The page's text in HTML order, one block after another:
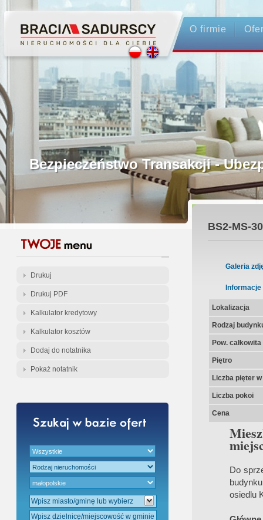
O firmie
Profesjonalne Pośrednictwo
Bezpieczeństwo Transakcji -
Licencjonowani Pośrednicy
Gwarancja Zwrotu Zadatku
Gratis - Przedwstępna Umowa
Drukuj
Drukuj PDF
Kalkulator kredytowy
Kalkulator kosztów
Dodaj do notatnika
Pokaż notatnik
BS2-MS-
Galeria
Informacje
Lokalizacja
Rodzaj
Pow.
Piętro
Liczba pięter
Liczba pokoi
Cena
Do
osiedlu